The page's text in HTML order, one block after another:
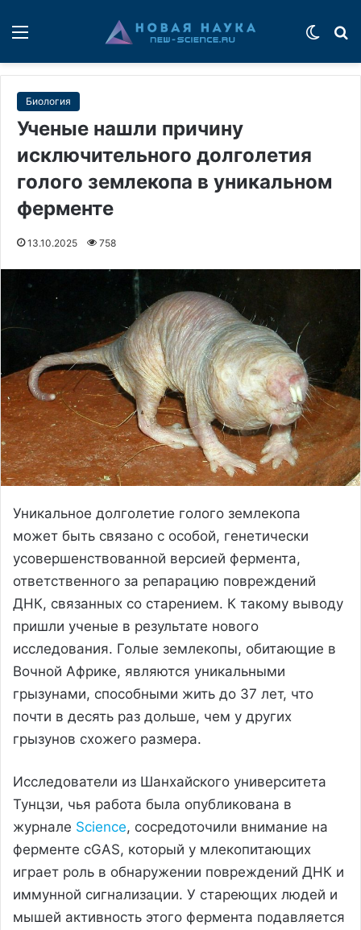
Биология
Ученые нашли причину
исключительного долголетия
голого землекопа в уникальном
ферменте
13.10.2025 758
Уникальное долголетие голого землекопа
может быть связано с особой, генетически
усовершенствованной версией фермента,
ответственного за репарацию повреждений
ДНК, связанных со старением. К такому выводу
пришли ученые в результате нового
исследования. Голые землекопы, обитающие в
Вочной Африке, являются уникальными
грызунами, способными жить до 37 лет, что
почти в десять раз дольше, чем у других
грызунов схожего размера.
Исследователи из Шанхайского университета
Тунцзи, чья работа была опубликована в
журнале Science, сосредоточили внимание на
ферменте cGAS, который у млекопитающих
играет роль в обнаружении повреждений ДНК и
иммунной сигнализации. У стареющих людей и
мышей активность этого фермента подавляется